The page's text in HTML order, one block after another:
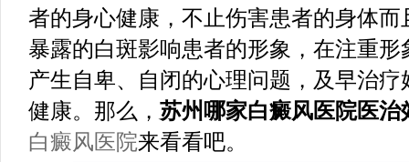
者的身心健康，不止伤害患者的身体
暴露的白斑影响患者的形象，在注重
产生自卑、自闭的心理问题，及早治
健康。那么， 苏州哪家白癜风医院医治
白癜风医院来看看吧。